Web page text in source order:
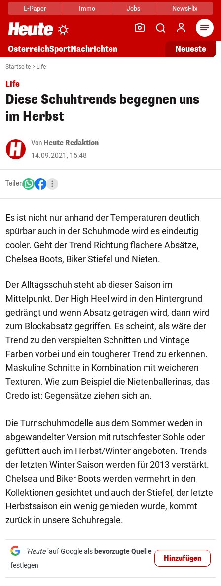
E-Paper Immo Jobs NewsFlix
ÖsterreichSportNachrichten Neueste
Startseite Life
Life
Diese Schuhtrends begegnen uns
im Herbst
Von Heute Redaktion
14.09.2021, 15:48
Teilen
Es ist nicht nur anhand der Temperaturen deutlich
spürbar auch in der Schuhmode wird es eindeutig
cooler. Geht der Trend Richtung flachere Absätze,
Chelsea Boots, Biker Stiefel und Nieten.
Der Alltagsschuh steht ab dieser Saison im
Mittelpunkt. Der High Heel wird in den Hintergrund
gedrängt und wenn Absatz getragen wird, dann wird
zum Blockabsatz gegriffen. Es scheint, als wäre der
Trend zu den verspielten Schnitten und Vintage
Farben vorbei und ein tougherer Trend zu erkennen.
Maskuline Schnitte in Kombination mit weicheren
Texturen. Wie zum Beispiel die Nietenballerinas, das
Credo ist: Gegensätze ziehen sich an.
Die Turnschuhmodelle aus dem Sommer weden in
abgewandelter Version mit rutschfester Sohle oder
gefüttert auch im Herbst/Winter angeboten. Trends
der letzten Winter Saison werden für 2013 verstärkt.
Chelsea und Biker Boots werden vermehrt in den
Kollektionen gesichtet und auch der Stiefel, der letzte
Herbstsaison ein wenig gemieden wurde, kommt
zurück in unsere Schuhregale.
"Heute"auf Google als bevorzugte Quelle
festlegen
Hinzufügen